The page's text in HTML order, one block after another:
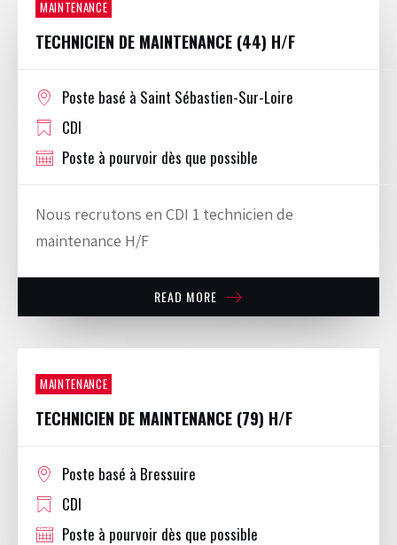
MAINTENANCE
TECHNICIEN DE MAINTENANCE (44) H/F
Poste basé à Saint Sébastien-Sur-Loire
CDI
Poste à pourvoir dès que possible
Nous recrutons en CDI 1 technicien de
maintenance H/F
READ MORE
MAINTENANCE
TECHNICIEN DE MAINTENANCE (79) H/F
Poste basé à Bressuire
CDI
Poste à pourvoir dès que possible